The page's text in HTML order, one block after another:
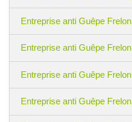
Entreprise anti Guêpe
Entreprise anti Guêpe
Entreprise anti Guêpe
Entreprise anti Guêpe